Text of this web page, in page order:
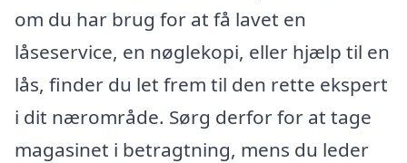
om du har brug for at få lavet en
låseservice, en nøglekopi, eller hjælp til en
lås, finder du let frem til den rette ekspert
i dit nærområde. Sørg derfor for at tage
magasinet i betragtning, mens du leder